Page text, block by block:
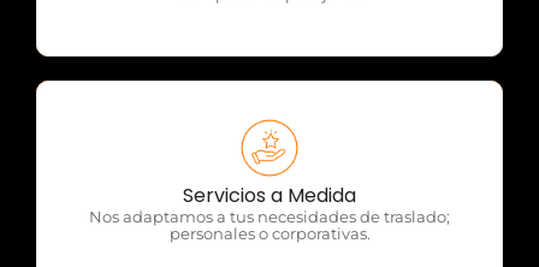
Servicios a Medida
Nos adaptamos a tus necesidades de traslado;
personales o corporativas.
OTP Servicios